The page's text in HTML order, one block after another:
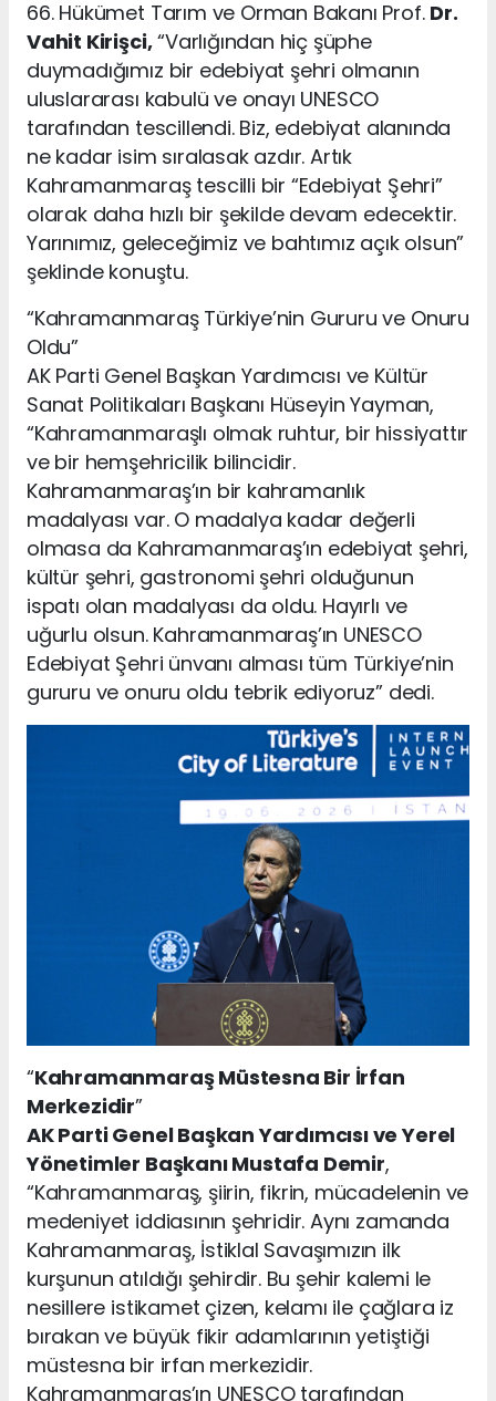
66. Hükümet Tarım ve Orman Bakanı Prof. Dr.
Vahit Kirişci,“Varlığından hiç şüphe
duymadığımız bir edebiyat şehri olmanın
uluslararası kabulü ve onayı UNESCO
tarafından tescillendi. Biz, edebiyat alanında
ne kadar isim sıralasak azdır. Artık
Kahramanmaraş tescilli bir “Edebiyat Şehri”
olarak daha hızlı bir şekilde devam edecektir.
Yarınımız, geleceğimiz ve bahtımız açık olsun”
şeklinde konuştu.
“Kahramanmaraş Türkiye’nin Gururu ve Onuru
Oldu”
AK Parti Genel Başkan Yardımcısı ve Kültür
Sanat Politikaları Başkanı Hüseyin Yayman,
“Kahramanmaraşlı olmak ruhtur, bir hissiyattır
ve bir hemşehricilik bilincidir.
Kahramanmaraş’ın bir kahramanlık
madalyası var. O madalya kadar değerli
olmasa da Kahramanmaraş’ın edebiyat şehri,
kültür şehri, gastronomi şehri olduğunun
ispatı olan madalyası da oldu. Hayırlı ve
uğurlu olsun. Kahramanmaraş’ın UNESCO
Edebiyat Şehri ünvanı alması tüm Türkiye’nin
gururu ve onuru oldu tebrik ediyoruz” dedi.
“Kahramanmaraş Müstesna Bir İrfan
Merkezidir”
AK Parti Genel Başkan Yardımcısı ve Yerel
Yönetimler Başkanı Mustafa Demir,
“Kahramanmaraş, şiirin, fikrin, mücadelenin ve
medeniyet iddiasının şehridir. Aynı zamanda
Kahramanmaraş, İstiklal Savaşımızın ilk
kurşunun atıldığı şehirdir. Bu şehir kalemi le
nesillere istikamet çizen, kelamı ile çağlara iz
bırakan ve büyük fikir adamlarının yetiştiği
müstesna bir irfan merkezidir.
Kahramanmaraş’ın UNESCO tarafından